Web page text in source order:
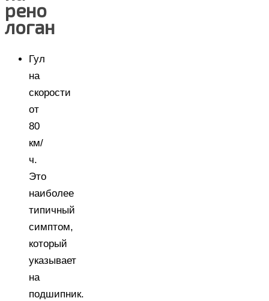
рено
логан
Гул
на
скорости
от
80
км/
ч.
Это
наиболее
типичный
симптом,
который
указывает
на
подшипник.